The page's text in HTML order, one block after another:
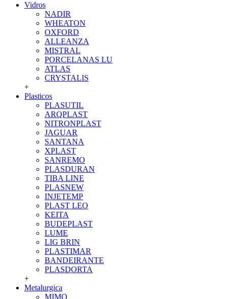
Vidros
NADIR
WHEATON
OXFORD
ALLEANZA
MISTRAL
PORCELANAS LU
ATLAS
CRYSTALIS
+
Plasticos
PLASUTIL
ARQPLAST
NITRONPLAST
JAGUAR
SANTANA
XPLAST
SANREMO
PLASDURAN
TIBA LINE
PLASNEW
INJETEMP
PLAST LEO
KEITA
BUDEPLAST
LUME
LIG BRIN
PLASTIMAR
BANDEIRANTE
PLASDORTA
+
Metalurgica
MIMO